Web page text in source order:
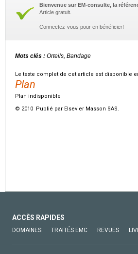
Bienvenue sur EM-consulte, la
Article gratuit.
Connectez-vous pour en bénéficier!
Mots clés : Orteils, Bandage
Le texte complet de cet article est disponible
Plan
Plan indisponible
© 2010 Publié par Elsevier Masson SAS.
ACCÈS RAPIDES
DOMAINES TRAITÉS EMC REVUES